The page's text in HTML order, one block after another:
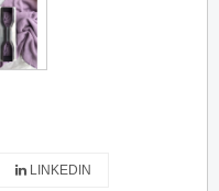
LINKEDIN